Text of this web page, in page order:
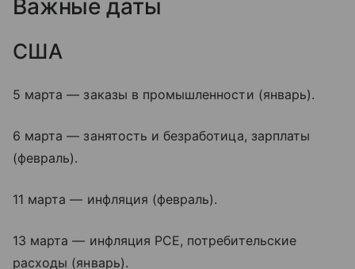
Важные даты
США
5 марта — заказы в промышленности (январь).
6 марта — занятость и безработица, зарплаты
(февраль).
11 марта — инфляция (февраль).
13 марта — инфляция PCE, потребительские
расходы (январь).